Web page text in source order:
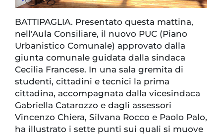
BATTIPAGLIA. Presentato questa mattina,
nell'Aula Consiliare, il nuovo PUC (Piano
Urbanistico Comunale) approvato dalla
giunta comunale guidata dalla sindaca
Cecilia Francese. In una sala gremita di
studenti, cittadini e tecnici la prima
cittadina, accompagnata dalla vicesindaca
Gabriella Catarozzo e dagli assessori
Vincenzo Chiera, Silvana Rocco e Paolo Palo,
ha illustrato i sette punti sui quali si muove